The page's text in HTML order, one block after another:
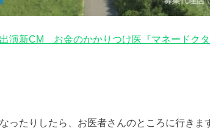
演新CM お金のかかりつけ医『マネードクタ
ったりしたら、お医者さんのところに行きま